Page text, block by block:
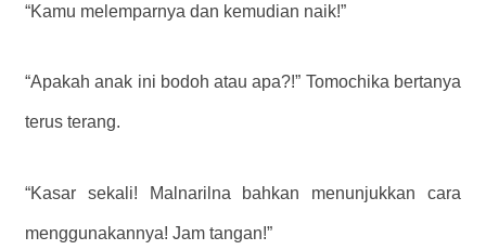
“Kamu melemparnya dan kemudian naik!”
“Apakah anak ini bodoh atau apa?!” Tomochika bertanya
terus terang.
“Kasar sekali! Malnarilna bahkan menunjukkan cara
menggunakannya! Jam tangan!”